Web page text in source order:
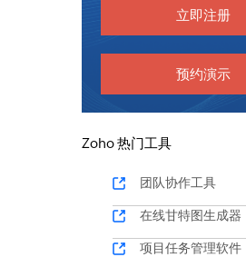
立即注册
预约演示
Zoho 热门工具
团队协作工具
在线甘特图生成器
项目任务管理软件